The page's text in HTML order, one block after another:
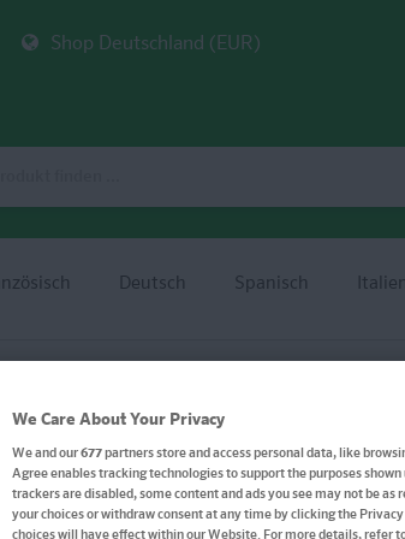
Shop Deutschland (EUR)
Deutsch Spanisch
Klett
für Oberstufe
We Care About Your Privacy
We and our677partners store and access personal data, like
Agree enables tracking technologies to support the purposes
trackers are disabled, some content and ads you see may not be
your choices or withdraw consent at any time by clicking the
choices will have effect within our Website. For more details, refer